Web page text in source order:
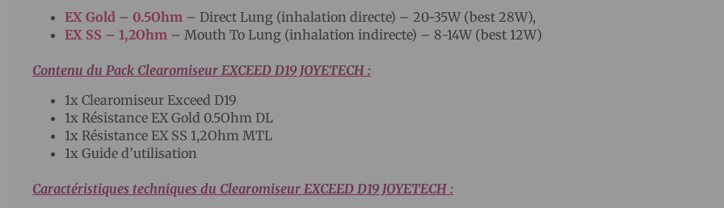
EX Gold – 0.5Ohm – Direct Lung (inhalation directe) – 20-35W (best 28W),
EX SS – 1,2Ohm – Mouth To Lung (inhalation indirecte) – 8-14W (best 12W)
Contenu du Pack Clearomiseur EXCEED D19 JOYETECH :
1x Clearomiseur Exceed D19
1x Résistance EX Gold 0.5Ohm DL
1x Résistance EX SS 1,2Ohm MTL
1x Guide d’utilisation
Caractéristiques techniques du Clearomiseur EXCEED D19 JOYETECH :